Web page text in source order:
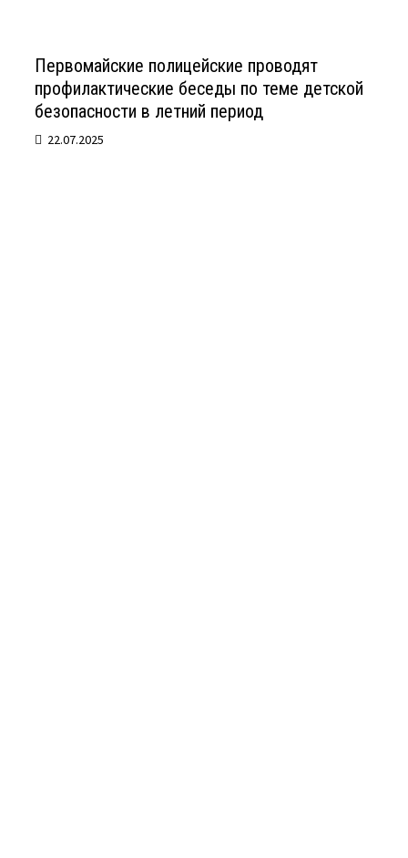
Первомайские полицейские проводят
профилактические беседы по теме детской
безопасности в летний период
22.07.2025